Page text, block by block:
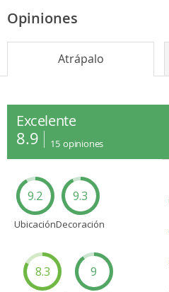
Opiniones
Atrápalo
Excelente
8.9 15 opiniones
9.2
Ubicación
9.3
Decoración
8.3 9